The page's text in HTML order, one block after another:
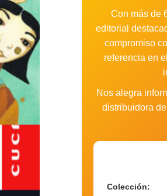
Con más de
editorial
compromiso
referencia en
Nos alegra
distribuidora
Colección: